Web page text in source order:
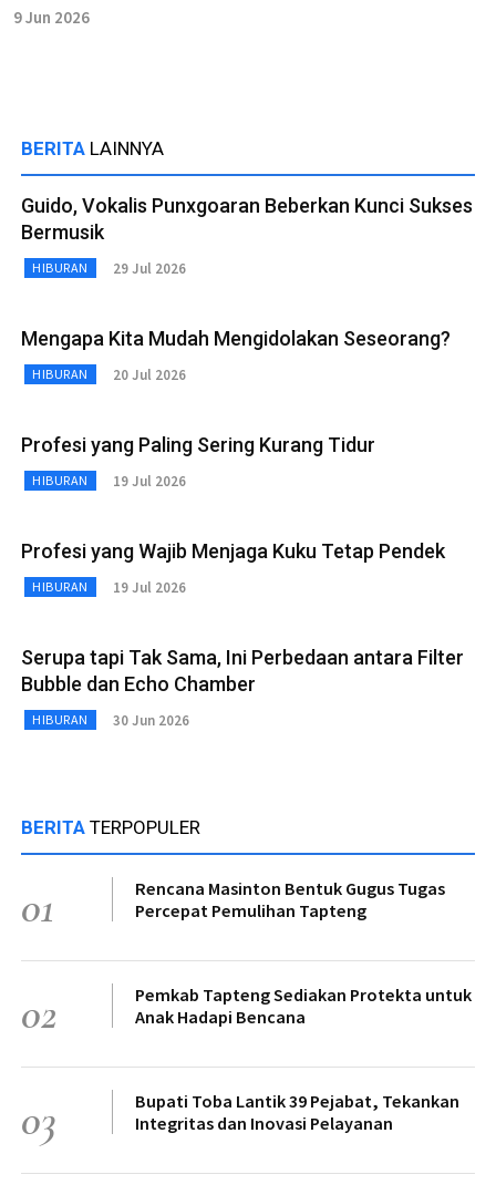
9 Jun 2026
BERITA LAINNYA
Guido, Vokalis Punxgoaran Beberkan Kunci Sukses
Bermusik
HIBURAN 29 Jul 2026
Mengapa Kita Mudah Mengidolakan Seseorang?
HIBURAN 20 Jul 2026
Profesi yang Paling Sering Kurang Tidur
HIBURAN 19 Jul 2026
Profesi yang Wajib Menjaga Kuku Tetap Pendek
HIBURAN 19 Jul 2026
Serupa tapi Tak Sama, Ini Perbedaan antara Filter
Bubble dan Echo Chamber
HIBURAN 30 Jun 2026
BERITA TERPOPULER
01
Rencana Masinton Bentuk Gugus Tugas
Percepat Pemulihan Tapteng
02
Pemkab Tapteng Sediakan Protekta untuk
Anak Hadapi Bencana
03
Bupati Toba Lantik 39 Pejabat, Tekankan
Integritas dan Inovasi Pelayanan